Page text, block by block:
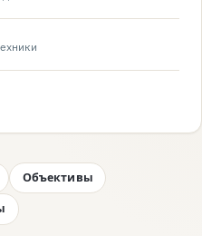
Объективы